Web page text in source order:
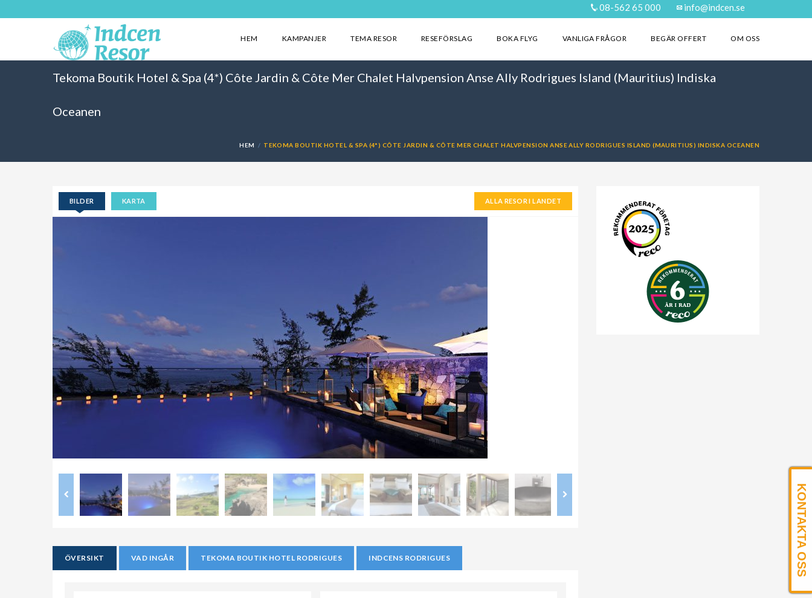
08-562 65 000 info@indcen.se
HEM KAMPANJER TEMA RESOR RESEFÖRSLAG BOKA FLYG VANLIGA FRÅGOR BEGÄR OFFERT OM OSS
Tekoma Boutik Hotel & Spa (4*) Côte Jardin & Côte Mer Chalet Halvpension Anse Ally Rodrigues Island (Mauritius) Indiska
Oceanen
HEM TEKOMA BOUTIK HOTEL & SPA (4*) CÔTE JARDIN & CÔTE MER CHALET HALVPENSION ANSE ALLY RODRIGUES ISLAND (MAURITIUS) INDISKA OCEANEN
BILDER KARTA ALLA RESOR I LANDET
ÖVERSIKT VAD INGÅR TEKOMA BOUTIK HOTEL RODRIGUES INDCENS RODRIGUES KONTAKTA OSS